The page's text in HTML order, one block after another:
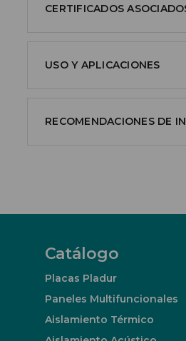
CERTIFICADOS
USO Y APLICACIONES
RECOMENDACIONES DE
Catálogo
Placas Pladur
Paneles Multifuncionales
Aislamiento Térmico